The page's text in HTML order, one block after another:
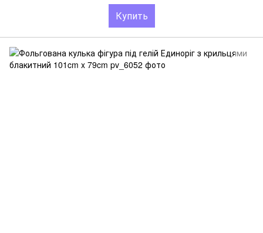
Купить